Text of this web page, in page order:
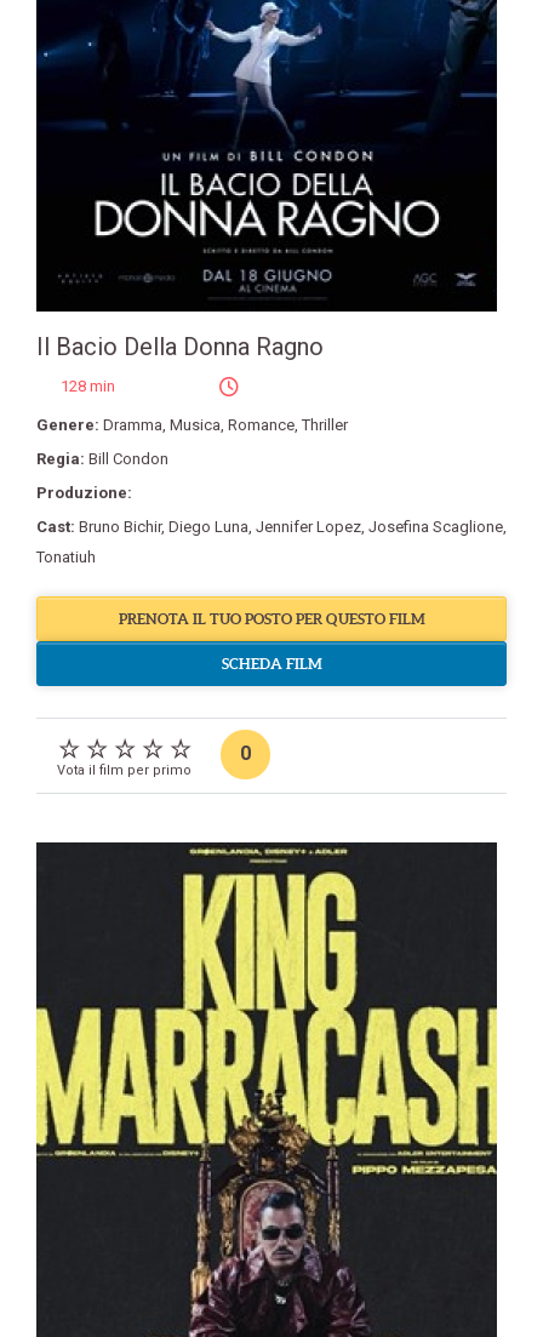
Il Bacio Della Donna Ragno
128 min
Genere: Dramma, Musica, Romance,Thriller
Regia: Bill Condon
Produzione:
Cast: Bruno Bichir, Diego Luna, Jennifer Lopez, Josefina Scaglione,
Tonatiuh
PRENOTA IL TUO POSTO PER QUESTO FILM
SCHEDA FILM
Vota il film per primo
0